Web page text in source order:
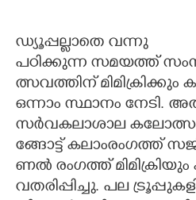
ഡ്യൂ​പ്പ​ല്ലാ​തെ​ ​വ​ന്നു
പ​ഠി​ക്കു​ന്ന​ ​സ​മ​യ​ത്ത്
ത്സ​വ​ത്തി​ന് ​മി​മി​ക്രി​ക്കും​
ഒ​ന്നാം​ ​സ്ഥാ​നം​ ​നേ​ടി.​
സ​ർ​വ​ക​ലാ​ശാ​ല​
ങ്ങോ​ട്ട് ​ക​ലാം​രം​ഗ​ത്ത്
ണ​ൽ​ ​രം​ഗ​ത്ത്
വ​ത​രി​പ്പി​ച്ചു.​ ​പ​ല​